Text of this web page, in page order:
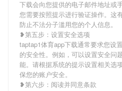
下载会向您提供的电子邮件地址或
您需要按照提示进行验证操作。这
防止不法分子滥用您的个人信息。
❥第五步：设置安全选项
taptap1体育app下载通常要求您设
的安全性。例如，可以设置安全问
能。请根据系统的提示设置相关选
保您的账户安全。
❥第六步：阅读并同意条款